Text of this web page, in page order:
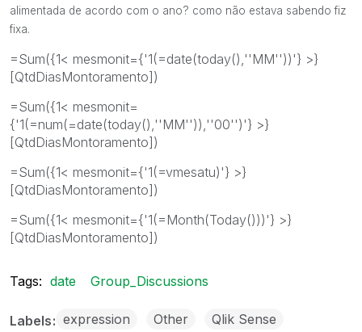
alimentada de acordo com o ano? como não estava sabendo fiz
fixa.
=Sum({1< mesmonit={'1(=date(today(),''MM''))'} >}
[QtdDiasMontoramento])
=Sum({1< mesmonit=
{'1(=num(=date(today(),''MM'')),''00'')'} >}
[QtdDiasMontoramento])
=Sum({1< mesmonit={'1(=vmesatu)'} >}
[QtdDiasMontoramento])
=Sum({1< mesmonit={'1(=Month(Today()))'} >}
[QtdDiasMontoramento])
Tags: date Group_Discussions
Labels expression Other
Qlik Sense